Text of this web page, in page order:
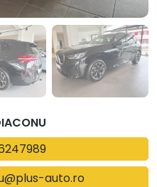
auto.ro